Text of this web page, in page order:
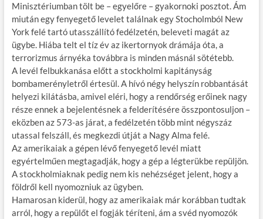
Minisztériumban tölt be – egyelőre – gyakornoki posztot. Ám
miután egy fenyegető levelet találnak egy Stocholmból New
York felé tartó utasszállító fedélzetén, beleveti magát az
ügybe. Hiába telt el tíz év az ikertornyok drámája óta, a
terrorizmus árnyéka továbbra is minden másnál sötétebb.
A levél felbukkanása előtt a stockholmi kapitányság
bombamerényletről értesül. A hívó négy helyszín robbantását
helyezi kilátásba, amivel eléri, hogy a rendőrség erőinek nagy
része ennek a bejelentésnek a felderítésére összpontosuljon –
eközben az 573-as járat, a fedélzetén több mint négyszáz
utassal felszáll, és megkezdi útját a Nagy Alma felé.
Az amerikaiak a gépen lévő fenyegető levél miatt
egyértelműen megtagadják, hogy a gép a légterükbe repüljön.
A stockholmiaknak pedig nem kis nehézséget jelent, hogy a
földről kell nyomozniuk az ügyben.
Hamarosan kiderül, hogy az amerikaiak már korábban tudtak
arról, hogy a repülőt el fogják téríteni, ám a svéd nyomozók